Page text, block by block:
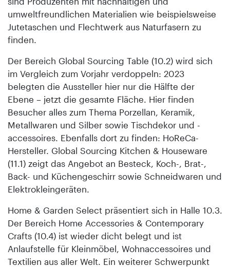
umweltfreundlichen Materialien wie beispielsweise
Jutetaschen und Flechtwerk aus Naturfasern zu
finden.
Der Bereich Global Sourcing Table (10.2) wird sich
im Vergleich zum Vorjahr verdoppeln: 2023
belegten die Aussteller hier nur die Hälfte der
Ebene – jetzt die gesamte Fläche. Hier finden
Besucher alles zum Thema Porzellan, Keramik,
Metallwaren und Silber sowie Tischdekor und -
accessoires. Ebenfalls dort zu finden: HoReCa-
Hersteller. Global Sourcing Kitchen & Houseware
(11.1) zeigt das Angebot an Besteck, Koch-, Brat-,
Back- und Küchengeschirr sowie Schneidwaren und
Elektrokleingeräten.
Home & Garden Select präsentiert sich in Halle 10.3.
Der Bereich Home Accessories & Contemporary
Crafts (10.4) ist wieder dicht belegt und ist
Anlaufstelle für Kleinmöbel, Wohnaccessoires und
Textilien aus aller Welt. Ein weiterer Schwerpunkt